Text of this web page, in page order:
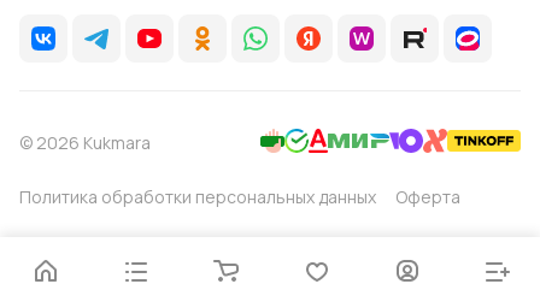
© 2026 Kukmara
Политика обработки персональных данных Оферта